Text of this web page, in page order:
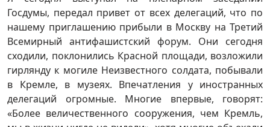
Госдумы, передал привет от всех делегаций, что по
нашему приглашению прибыли в Москву на Третий
Всемирный антифашистский форум. Они сегодня
сходили, поклонились Красной площади, возложили
гирлянду к могиле Неизвестного солдата, побывали
в Кремле, в музеях. Впечатления у иностранных
делегаций огромные. Многие впервые, говорят:
«Более величественного сооружения, чем Кремль,